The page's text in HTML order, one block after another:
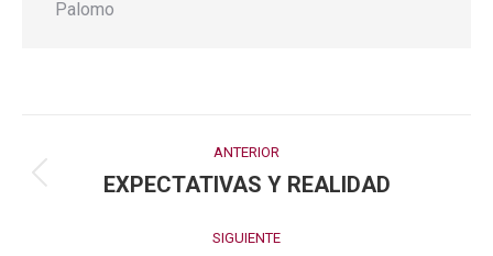
entre
publicaciones
ANTERIOR
Publicación
EXPECTATIVAS Y REALIDAD
SIGUIENTE